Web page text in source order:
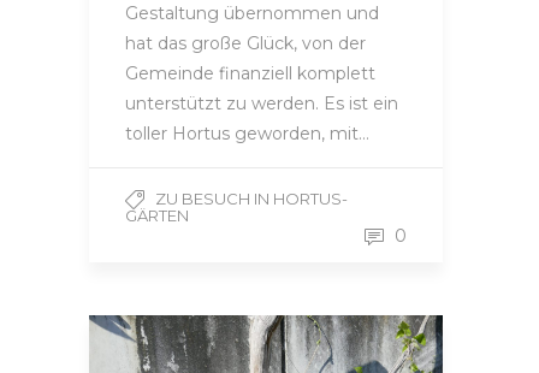
Gestaltung übernommen und
hat das große Glück, von der
Gemeinde finanziell komplett
unterstützt zu werden. Es ist ein
toller Hortus geworden, mit…
ZU BESUCH IN HORTUS-
GÄRTEN
0